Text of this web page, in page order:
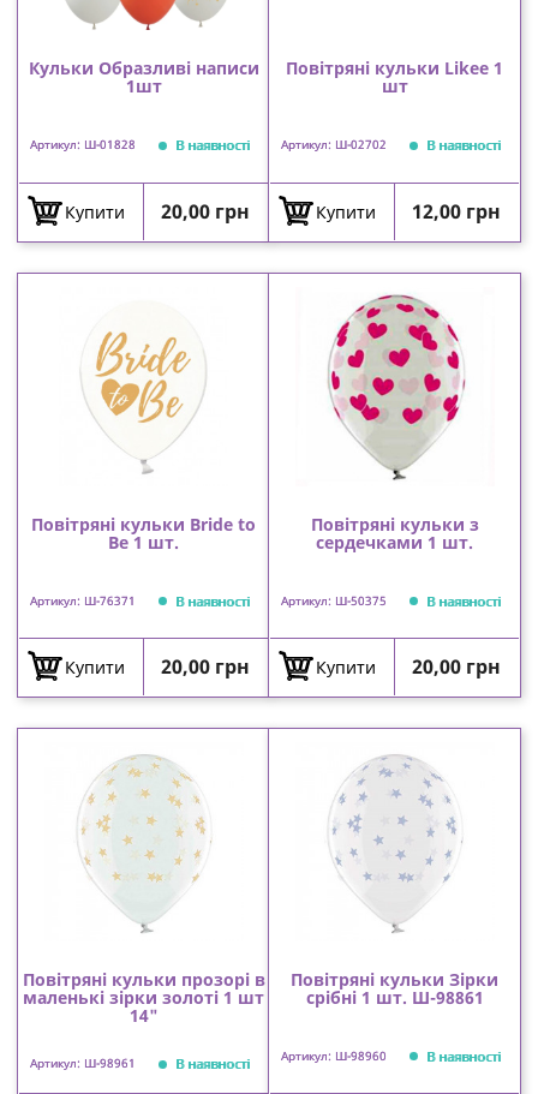
Кульки Образливі написи
1шт
Артикул: Ш-01828 В наявності
Купити Ціна
20,00 грн
Повітряні кульки Likee 1
шт
Артикул: Ш-02702 В наявності
Купити Ціна
12,00 грн
Повітряні кульки Bride to
Be 1 шт.
Артикул: Ш-76371 В наявності
Купити Ціна
20,00 грн
Повітряні кульки з
сердечками 1 шт.
Артикул: Ш-50375 В наявності
Купити Ціна
20,00 грн
Повітряні кульки прозорі в
маленькі зірки золоті 1 шт
14"
Артикул: Ш-98961 В наявності
Повітряні кульки Зірки
срібні 1 шт. Ш-98861
Артикул: Ш-98960 В наявності